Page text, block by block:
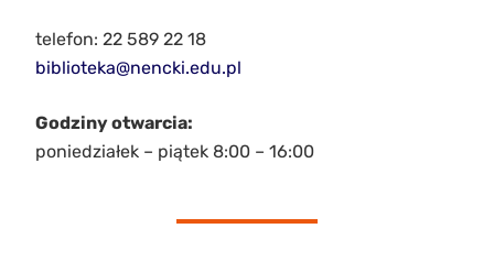
telefon: 22 589 22 18
biblioteka@nencki.edu.pl
Godziny otwarcia:
poniedziałek – piątek 8:00 – 16:00